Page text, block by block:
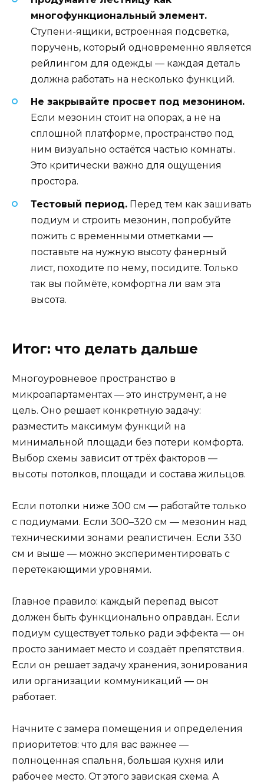
многофункциональный элемент.
Ступени-ящики, встроенная подсветка,
поручень, который одновременно является
рейлингом для одежды — каждая деталь
должна работать на несколько функций.
Не закрывайте просвет под мезонином.
Если мезонин стоит на опорах, а не на
сплошной платформе, пространство под
ним визуально остаётся частью комнаты.
Это критически важно для ощущения
простора.
Тестовый период. Перед тем как зашивать
подиум и строить мезонин, попробуйте
пожить с временными отметками —
поставьте на нужную высоту фанерный
лист, походите по нему, посидите. Только
так вы поймёте, комфортна ли вам эта
высота.
Итог: что делать дальше
Многоуровневое пространство в
микроапартаментах — это инструмент, а не
цель. Оно решает конкретную задачу:
разместить максимум функций на
минимальной площади без потери комфорта.
Выбор схемы зависит от трёх факторов —
высоты потолков, площади и состава жильцов.
Если потолки ниже 300 см — работайте только
с подиумами. Если 300–320 см — мезонин над
техническими зонами реалистичен. Если 330
см и выше — можно экспериментировать с
перетекающими уровнями.
Главное правило: каждый перепад высот
должен быть функционально оправдан. Если
подиум существует только ради эффекта — он
просто занимает место и создаёт препятствия.
Если он решает задачу хранения, зонирования
или организации коммуникаций — он
работает.
Начните с замера помещения и определения
приоритетов: что для вас важнее —
полноценная спальня, большая кухня или
рабочее место. От этого завиская схема. А